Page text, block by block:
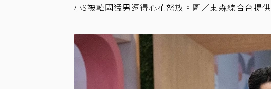
小S被韓國猛男逗得心花怒放。圖／東森綜合台提供